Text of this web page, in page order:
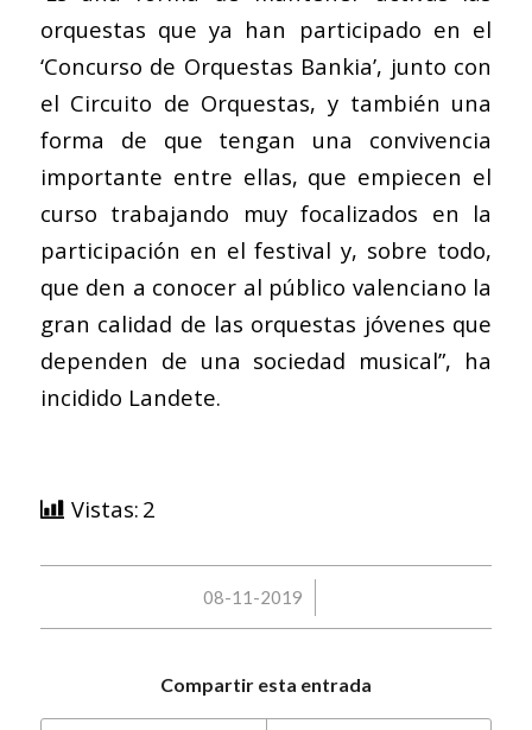
orquestas que ya han participado en el
‘Concurso de Orquestas Bankia’, junto con
el Circuito de Orquestas, y también una
forma de que tengan una convivencia
importante entre ellas, que empiecen el
curso trabajando muy focalizados en la
participación en el festival y, sobre todo,
que den a conocer al público valenciano la
gran calidad de las orquestas jóvenes que
dependen de una sociedad musical”, ha
incidido Landete.
Vistas: 2
08-11-2019
/
Compartir esta entrada